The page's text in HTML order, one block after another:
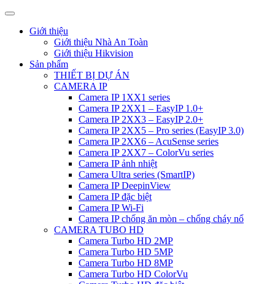
Giới thiệu
Giới thiệu Nhà An Toàn
Giới thiệu Hikvision
Sản phẩm
THIẾT BỊ DỰ ÁN
CAMERA IP
Camera IP 1XX1 series
Camera IP 2XX1 – EasyIP 1.0+
Camera IP 2XX3 – EasyIP 2.0+
Camera IP 2XX5 – Pro series (EasyIP 3.0)
Camera IP 2XX6 – AcuSense series
Camera IP 2XX7 – ColorVu series
Camera IP ảnh nhiệt
Camera Ultra series (SmartIP)
Camera IP DeepinView
Camera IP đặc biệt
Camera IP Wi-Fi
Camera IP chống ăn mòn – chống cháy nổ
CAMERA TUBO HD
Camera Turbo HD 2MP
Camera Turbo HD 5MP
Camera Turbo HD 8MP
Camera Turbo HD ColorVu